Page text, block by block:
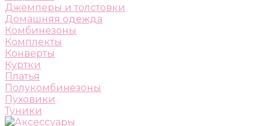
Джемперы и толстовки
Домашняя одежда
Комбинезоны
Комплекты
Конверты
Куртки
Платья
Полукомбинезоны
Пуховики
Туники